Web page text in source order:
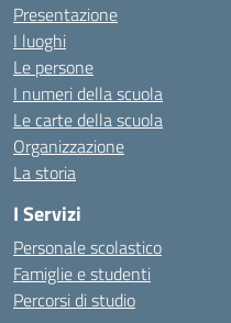
Presentazione
I luoghi
Le persone
I numeri della scuola
Le carte della scuola
Organizzazione
La storia
I Servizi
Personale scolastico
Famiglie e studenti
Percorsi di studio